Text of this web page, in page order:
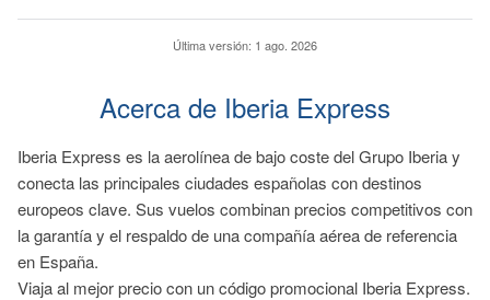
Última versión: 1 ago. 2026
Acerca de Iberia Express
Iberia Express es la aerolínea de bajo coste del Grupo Iberia y
conecta las principales ciudades españolas con destinos
europeos clave. Sus vuelos combinan precios competitivos con
la garantía y el respaldo de una compañía aérea de referencia
en España.
Viaja al mejor precio con un código promocional Iberia Express.